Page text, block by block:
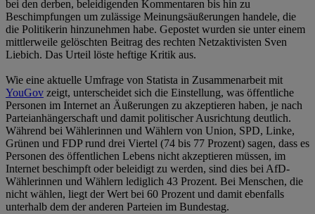
bei den derben, beleidigenden Kommentaren bis hin zu
Beschimpfungen um zulässige Meinungsäußerungen handele, die
die Politikerin hinzunehmen habe. Gepostet wurden sie unter einem
mittlerweile gelöschten Beitrag des rechten Netzaktivisten Sven
Liebich. Das Urteil löste heftige Kritik aus.
Wie eine aktuelle Umfrage von Statista in Zusammenarbeit mit
YouGov zeigt, unterscheidet sich die Einstellung, was öffentliche
Personen im Internet an Äußerungen zu akzeptieren haben, je nach
Parteianhängerschaft und damit politischer Ausrichtung deutlich.
Während bei Wählerinnen und Wählern von Union, SPD, Linke,
Grünen und FDP rund drei Viertel (74 bis 77 Prozent) sagen, dass es
Personen des öffentlichen Lebens nicht akzeptieren müssen, im
Internet beschimpft oder beleidigt zu werden, sind dies bei AfD-
Wählerinnen und Wählern lediglich 43 Prozent. Bei Menschen, die
nicht wählen, liegt der Wert bei 60 Prozent und damit ebenfalls
unterhalb dem der anderen Parteien im Bundestag.